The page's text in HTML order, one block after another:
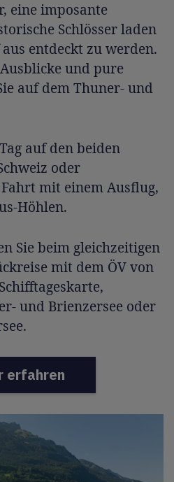
eine imposante
Schlösser laden
entdeckt zu werden.
und pure
auf dem Thuner- und
auf den beiden
oder
mit einem Ausflug,
Höhlen.
Sie beim gleichzeitigen
mit dem ÖV von
und Brienzersee oder
erfahren